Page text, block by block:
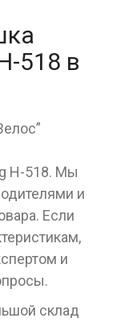
518 в
Н-518. Мы
и
Если
и
склад